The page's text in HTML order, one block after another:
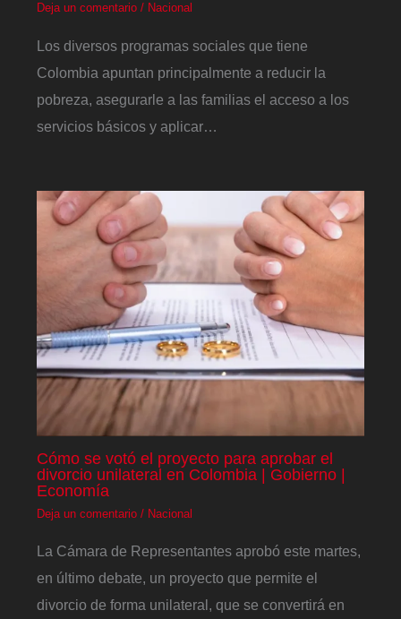
Deja un comentario / Nacional
Los diversos programas sociales que tiene
Colombia apuntan principalmente a reducir la
pobreza, asegurarle a las familias el acceso a los
servicios básicos y aplicar…
Cómo se votó el proyecto para aprobar el
divorcio unilateral en Colombia | Gobierno |
Economía
Deja un comentario / Nacional
La Cámara de Representantes aprobó este martes,
en último debate, un proyecto que permite el
divorcio de forma unilateral, que se convertirá en